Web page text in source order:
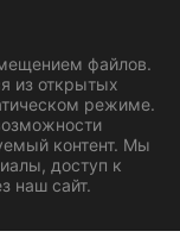
файлов.
из открытых
режиме.
контент. Мы
доступ к
наш сайт.